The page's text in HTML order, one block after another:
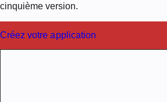
cinquième version.
Créez votre application